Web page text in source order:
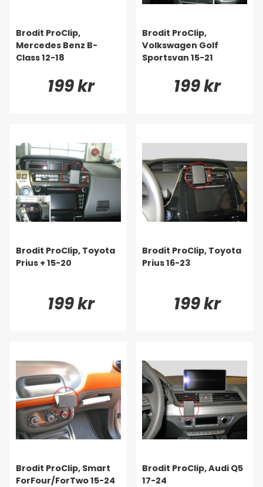
Brodit ProClip,
Mercedes Benz B-
Class 12-18
199 kr
Brodit ProClip,
Volkswagen Golf
Sportsvan 15-21
199 kr
Brodit ProClip, Toyota
Prius + 15-20
199 kr
Brodit ProClip, Toyota
Prius 16-23
199 kr
Brodit ProClip, Smart
ForFour/ForTwo 15-24
Brodit ProClip, Audi Q5
17-24